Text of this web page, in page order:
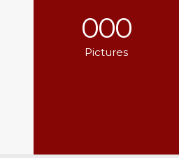
000
Pictures